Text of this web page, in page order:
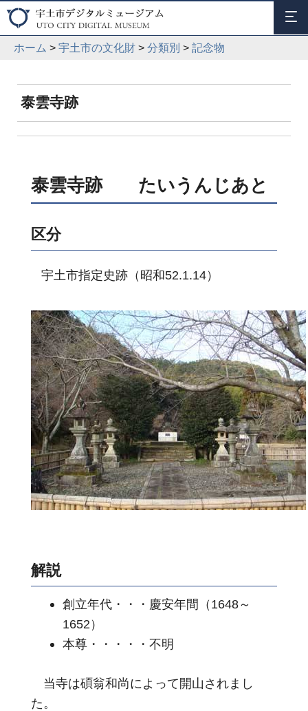
ホーム > 宇土市の文化財 > 分類別 > 記念物
泰雲寺跡
泰雲寺跡 たいうんじあと
区分
宇土市指定史跡（昭和52.1.14）
解説
創立年代・・・慶安年間（1648～
1652）
本尊・・・・・不明
当寺は碩翁和尚によって開山されまし
た。